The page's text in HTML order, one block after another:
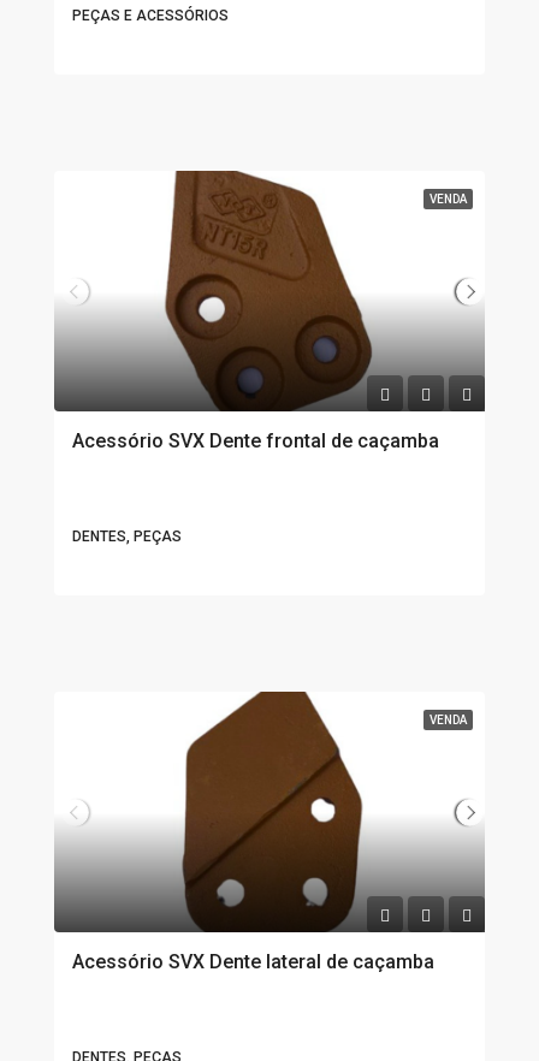
PEÇAS E ACESSÓRIOS
VENDA
Acessório SVX Dente frontal de caçamba
DENTES, PEÇAS
VENDA
Acessório SVX Dente lateral de caçamba
DENTES, PEÇAS